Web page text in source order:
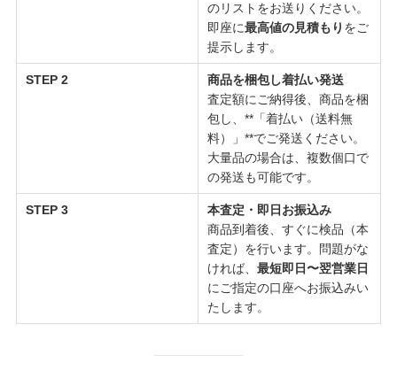
のリストをお送りください。
即座に最高値の見積もり をご
提示します。
STEP 2
商品を梱包し着払い発送
査定額にご納得後、商品を梱
包し、**「着払い（送料無
料）」**でご発送ください。
大量品の場合は、複数個口で
の発送も可能です。
STEP 3
本査定・即日お振込み
商品到着後、すぐに検品（本
査定）を行います。問題がな
ければ、最短即日〜翌営業日
にご指定の口座へお振込みい
たします。